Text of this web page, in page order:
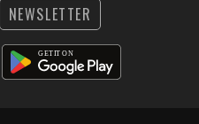
NEWSLETTER